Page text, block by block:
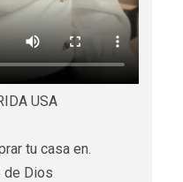
USA
tu casa en.
de Dios